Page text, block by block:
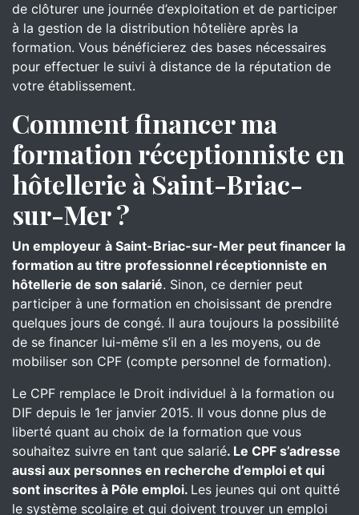
de clôturer une journée d’exploitation et de participer
à la gestion de la distribution hôtelière après la
formation. Vous bénéficierez des bases nécessaires
pour effectuer le suivi à distance de la réputation de
votre établissement.
Comment financer ma
formation réceptionniste en
hôtellerie à Saint-Briac-
sur-Mer ?
Un employeur à Saint-Briac-sur-Mer peut financer la
formation au titre professionnel réceptionniste en
hôtellerie de son salarié. Sinon, ce dernier peut
participer à une formation en choisissant de prendre
quelques jours de congé. Il aura toujours la possibilité
de se financer lui-même s’il en a les moyens, ou de
mobiliser son CPF (compte personnel de formation).
Le CPF remplace le Droit individuel à la formation ou
DIF depuis le 1er janvier 2015. Il vous donne plus de
liberté quant au choix de la formation que vous
souhaitez suivre en tant que salarié. Le CPF s’adresse
aussi aux personnes en recherche d’emploi et qui
sont inscrites à Pôle emploi. Les jeunes qui ont quitté
le système scolaire et qui doivent trouver un emploi